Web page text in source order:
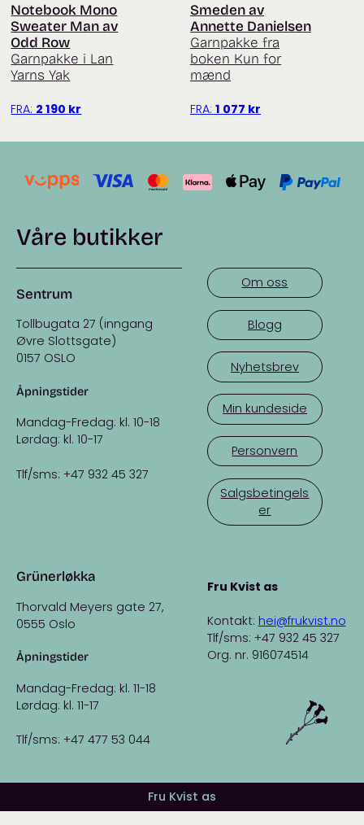
Notebook Mono
Sweater Man av
Odd Row
Garnpakke i Lan
Yarns Yak
FRA: 2 190 kr
Smeden av
Annette Danielsen
Garnpakke fra
boken Kun for
mænd
FRA: 1 077 kr
Våre butikker
Sentrum
Tollbugata 27 (inngang
Øvre Slottsgate)
0157 OSLO
Åpningstider
Mandag-Fredag: kl. 10-18
Lørdag: kl. 10-17
Tlf/sms: +47 932 45 327
Grünerløkka
Thorvald Meyers gate 27,
0555 Oslo
Åpningstider
Mandag-Fredag: kl. 11-18
Lørdag: kl. 11-17
Tlf/sms: +47 477 53 044
Om oss
Blogg
Nyhetsbrev
Min kundeside
Personvern
Salgsbetingels
er
Fru Kvist as
Kontakt: hei@frukvist.no
Tlf/sms: +47 932 45 327
Org. nr. 916074514
Fru Kvist as